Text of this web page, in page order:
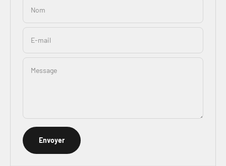
Nom
E-mail
Message
Envoyer